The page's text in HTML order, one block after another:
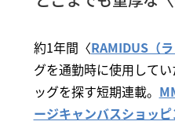
約1年間〈RAMIDUS（ラ
グを通勤時に使用して
ッグを探す短期連載。
ージキャンバスショッ